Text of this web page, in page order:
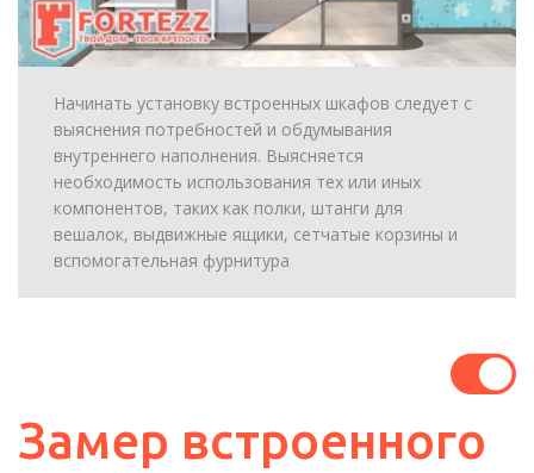
Начинать установку встроенных шкафов следует с
выяснения потребностей и обдумывания
внутреннего наполнения. Выясняется
необходимость использования тех или иных
компонентов, таких как полки, штанги для
вешалок, выдвижные ящики, сетчатые корзины и
вспомогательная фурнитура
Замер встроенного